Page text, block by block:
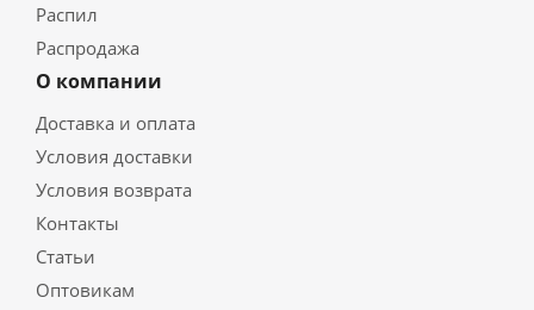
Распил
Распродажа
О компании
Доставка и оплата
Условия доставки
Условия возврата
Контакты
Статьи
Оптовикам